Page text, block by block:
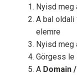
Nyisd meg
A bal oldali
elemre
Nyisd meg
Görgess le
A Domain